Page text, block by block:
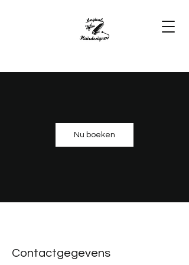
Nu boeken
Contactgegevens